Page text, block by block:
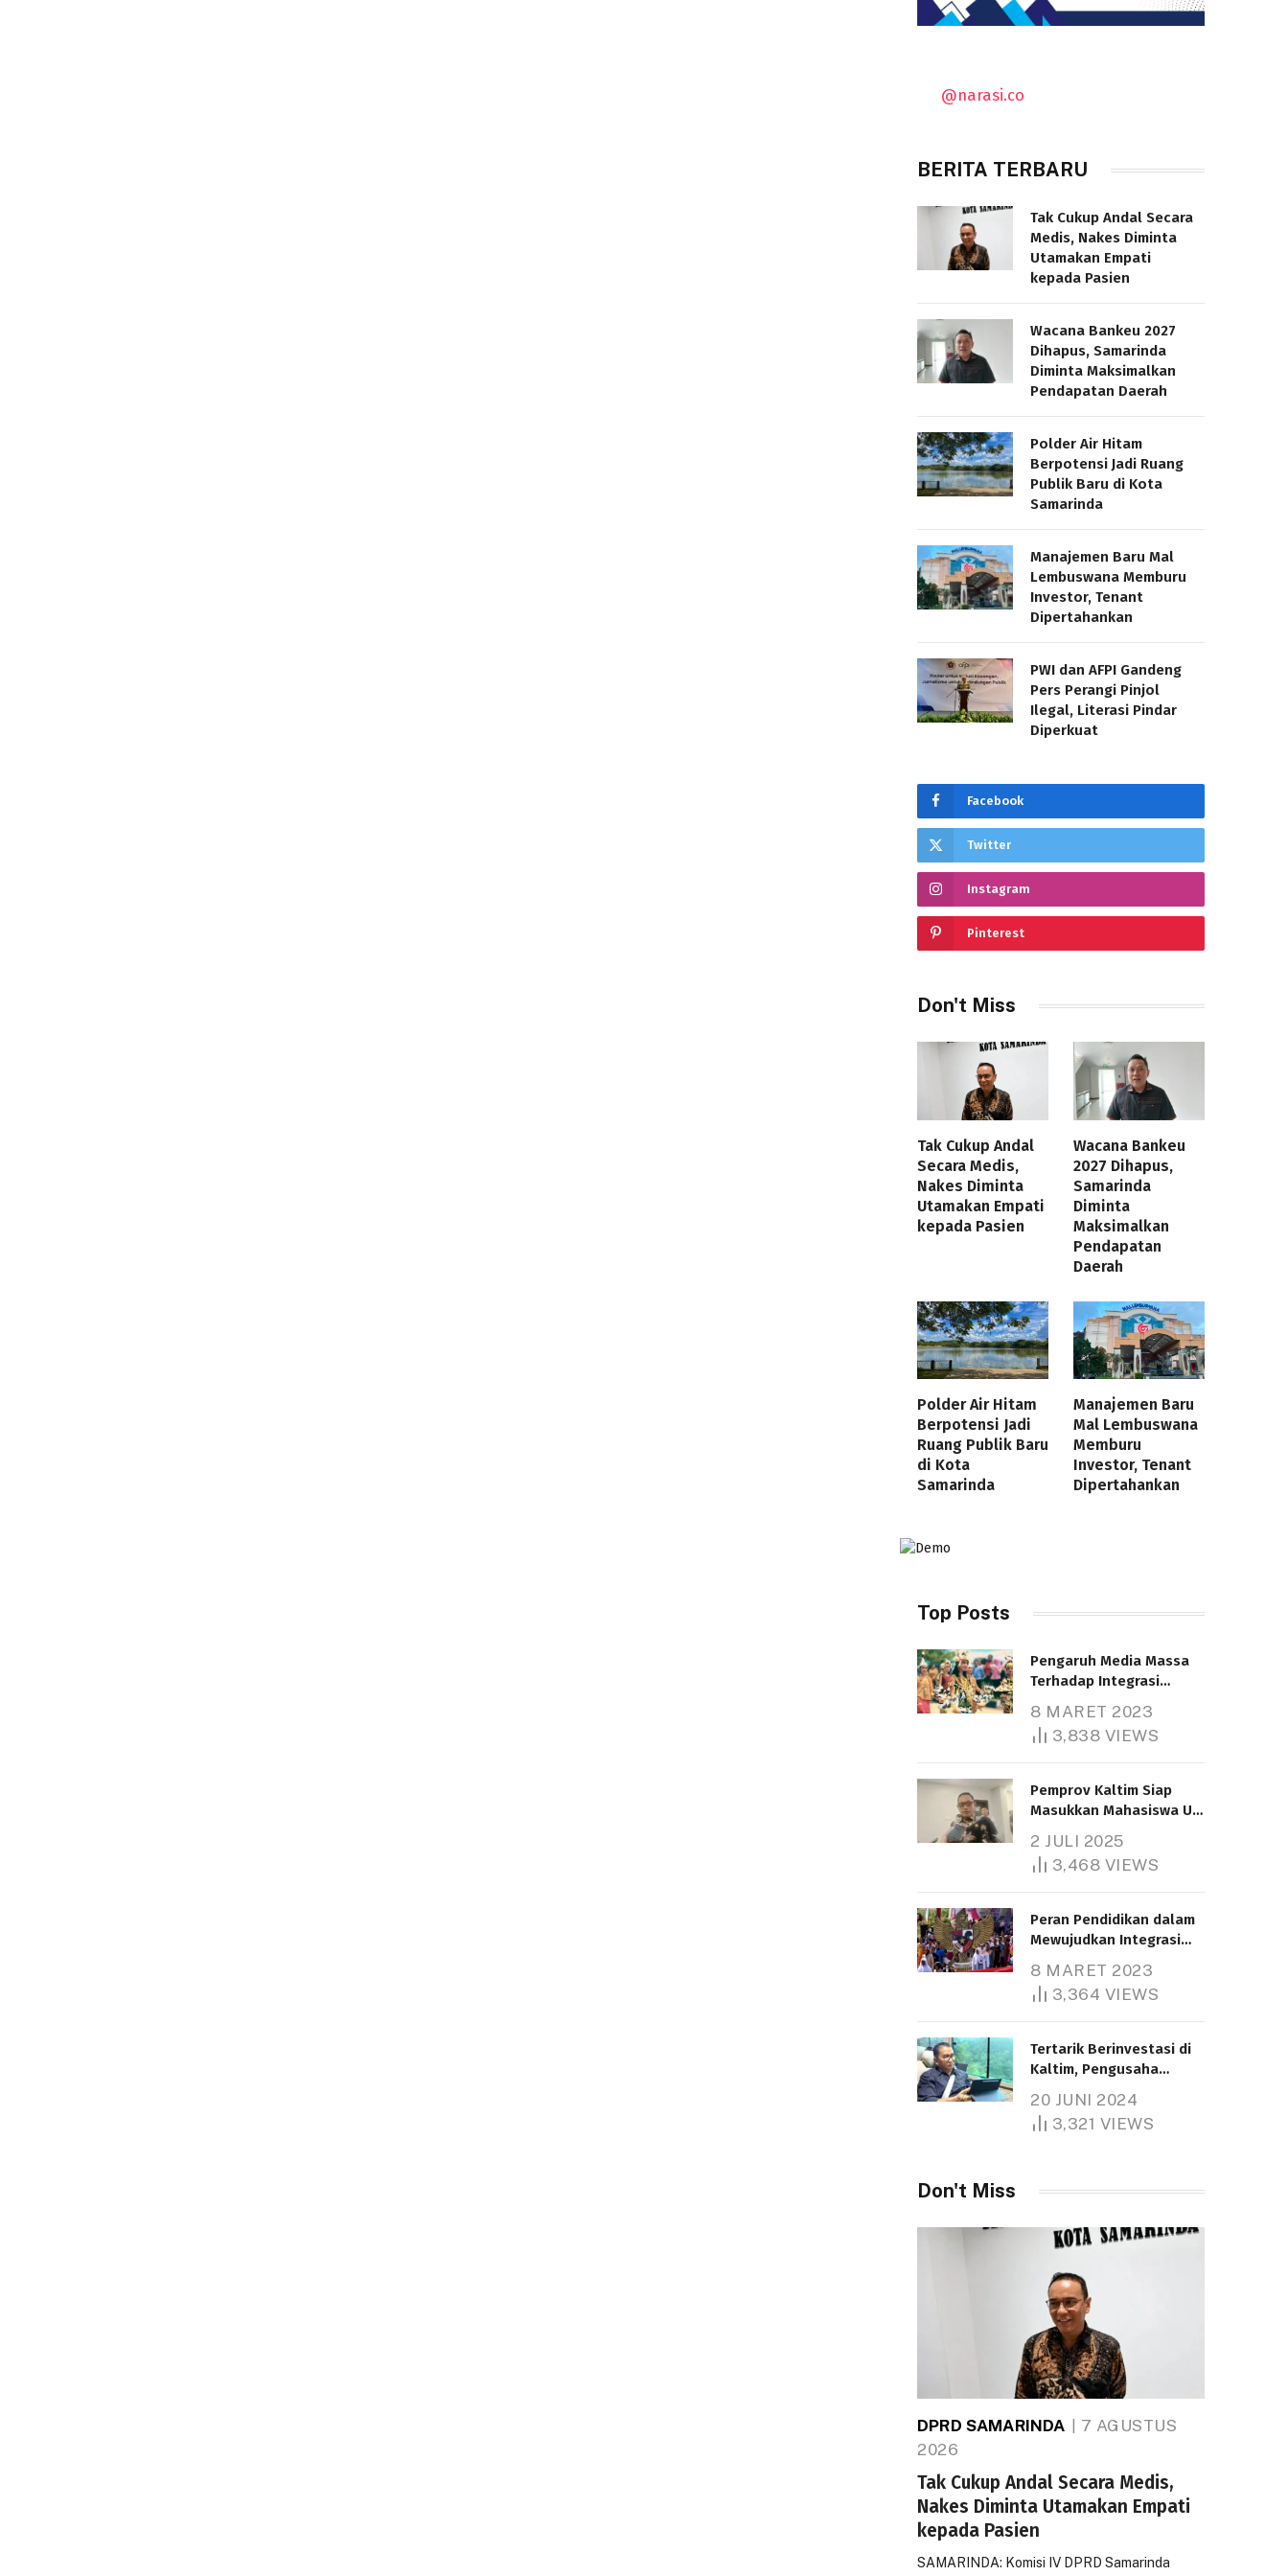
@narasi.co
BERITA TERBARU
Tak Cukup Andal Secara
Medis, Nakes Diminta
Utamakan Empati
kepada Pasien
Wacana Bankeu 2027
Dihapus, Samarinda
Diminta Maksimalkan
Pendapatan Daerah
Polder Air Hitam
Berpotensi Jadi Ruang
Publik Baru di Kota
Samarinda
Manajemen Baru Mal
Lembuswana Memburu
Investor, Tenant
Dipertahankan
PWI dan AFPI Gandeng
Pers Perangi Pinjol
Ilegal, Literasi Pindar
Diperkuat
Facebook
Twitter
Instagram
Pinterest
Don't Miss
Tak Cukup Andal
Secara Medis,
Nakes Diminta
Utamakan Empati
kepada Pasien
Wacana Bankeu
2027 Dihapus,
Samarinda
Diminta
Maksimalkan
Pendapatan
Daerah
Polder Air Hitam
Berpotensi Jadi
Ruang Publik Baru
di Kota
Samarinda
Manajemen Baru
Mal Lembuswana
Memburu
Investor, Tenant
Dipertahankan
Top Posts
Pengaruh Media Massa
Terhadap Integrasi
8 MARET 2023
3,838 VIEWS
Pemprov Kaltim Siap
Masukkan Mahasiswa UT
Bantuan Pendidikan
Gratispol
2 JULI 2025
3,468 VIEWS
Peran Pendidikan dalam
Mewujudkan Integrasi
8 MARET 2023
3,364 VIEWS
Tertarik Berinvestasi di
Kaltim, Pengusaha
1.000 Hektare
20 JUNI 2024
3,321 VIEWS
Don't Miss
DPRD SAMARINDA
7 AGUSTUS
2026
Tak Cukup Andal Secara Medis,
Nakes Diminta Utamakan Empati
kepada Pasien
SAMARINDA: Komisi IV DPRD Samarinda